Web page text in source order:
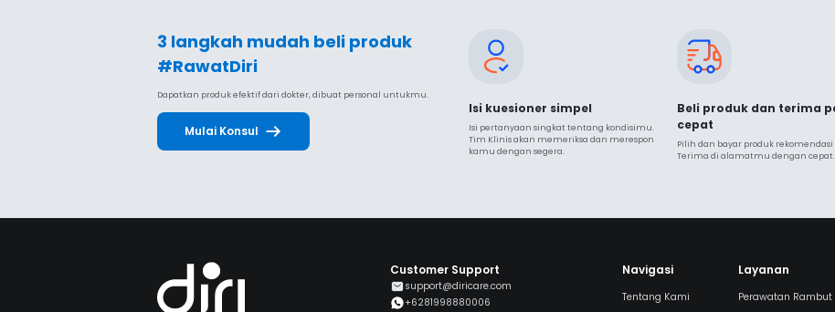
3 langkah mudah beli produk
#RawatDiri
Dapatkan produk efektif dari dokter, dibuat personal untukmu.
Mulai Konsul
Isi kuesioner simpel
Isi pertanyaan singkat tentang kondisimu.
Tim Klinis akan memeriksa dan merespon
kamu dengan segera.
Beli produk dan terima
cepat
Pilih dan bayar produk rekomendasi
Terima di alamatmu dengan cepat.
Customer Support
support@diricare.com
+6281998880006
Navigasi
Tentang Kami
Layanan
Perawatan Rambut